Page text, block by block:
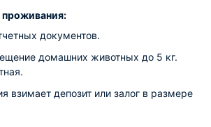
проживания:
документов.
домашних животных до 5 кг.
взимает депозит или залог в размере